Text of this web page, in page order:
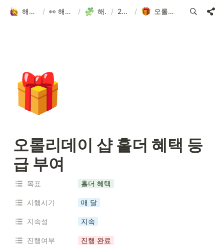
해피어타운 입주민 되고 싶은 사람?! / 👀 해피어타운 NFT에 대한 모든 것! / 해피어타운 로드맵 / 2022.3Q-4Q / 오롤리데이 샵 홀더 혜택 등급 부여
🎁
오롤리데이 샵 홀더 혜택 등
급 부여
목표 홀더 혜택
시행시기 매 달
지속성 지속
진행여부 진행 완료